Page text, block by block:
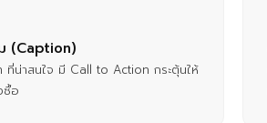
(Caption)
ที่น่าสนใจ มี Call to Action กระตุ้นให้
ซื้อ